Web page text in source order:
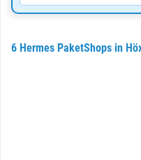
6 Hermes PaketShops in